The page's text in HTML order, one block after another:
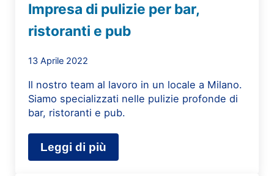
Impresa di pulizie per bar,
ristoranti e pub
13 Aprile 2022
Il nostro team al lavoro in un locale a Milano.
Siamo specializzati nelle pulizie profonde di
bar, ristoranti e pub.
Leggi di piùImpresa di pulizie per bar, ristoranti